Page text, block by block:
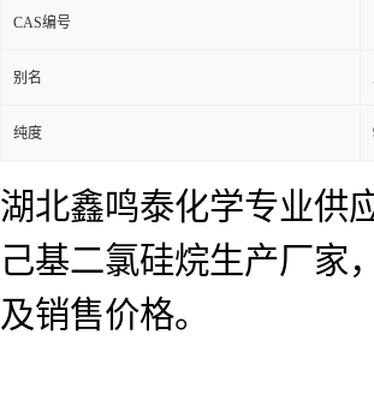
CAS编号
别名
纯度
湖北鑫鸣泰化学专业供
己基二氯硅烷生产厂家
及销售价格。